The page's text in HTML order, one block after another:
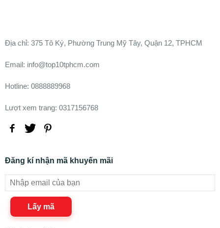
Ðịa chỉ: 375 Tô Ký, Phường Trung Mỹ Tây, Quận 12, TPHCM
Email: info@top10tphcm.com
Hotline: 0888889968
Lượt xem trang: 0317156768
Đăng kí nhận mã khuyến mãi
Lấy mã